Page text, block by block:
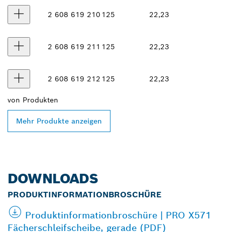
2 608 619 210 125 22,23
2 608 619 211 125 22,23
2 608 619 212 125 22,23
von Produkten
Mehr Produkte anzeigen
DOWNLOADS
PRODUKTINFORMATIONBROSCHÜRE
Produktinformationbroschüre | PRO X571
Fächerschleifscheibe, gerade (PDF)